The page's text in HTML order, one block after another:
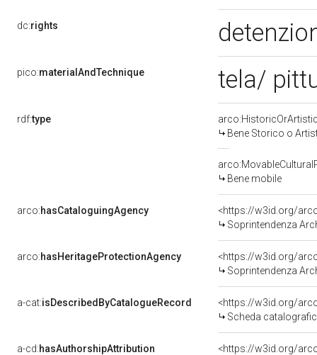
dc:rights
pico:materialAndTechnique tela/
rdf:type
Bene Storico o
Bene mobile
arco:hasCataloguingAgency
<https://w3id.org/
Soprintendenza
arco:hasHeritageProtectionAgency
<https://w3id.org/
Soprintendenza
a-cat:isDescribedByCatalogueRecord
<https://w3id.org/
Scheda
a-cd:hasAuthorshipAttribution
<https://w3id.org/